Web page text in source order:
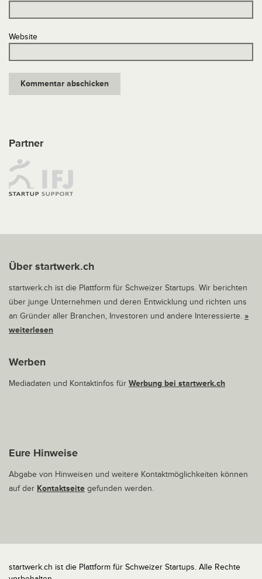
Website
Partner
Über startwerk.ch
startwerk.ch ist die Plattform für Schweizer Startups. Wir berichten
über junge Unternehmen und deren Entwicklung und richten uns
an Gründer aller Branchen, Investoren und andere Interessierte. »
weiterlesen
Werben
Mediadaten und Kontaktinfos für Werbung bei startwerk.ch
Eure Hinweise
Abgabe von Hinweisen und weitere Kontaktmöglichkeiten können
auf der Kontaktseite gefunden werden.
startwerk.ch ist die Plattform für Schweizer Startups. Alle Rechte